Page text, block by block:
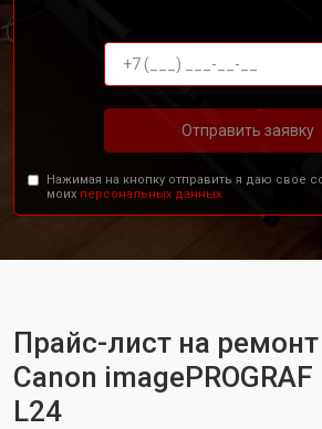
Отправить заявку
Нажимая на кнопку отправить я даю свое
моих персональных данных.
Прайс-лист на
Canon
L24